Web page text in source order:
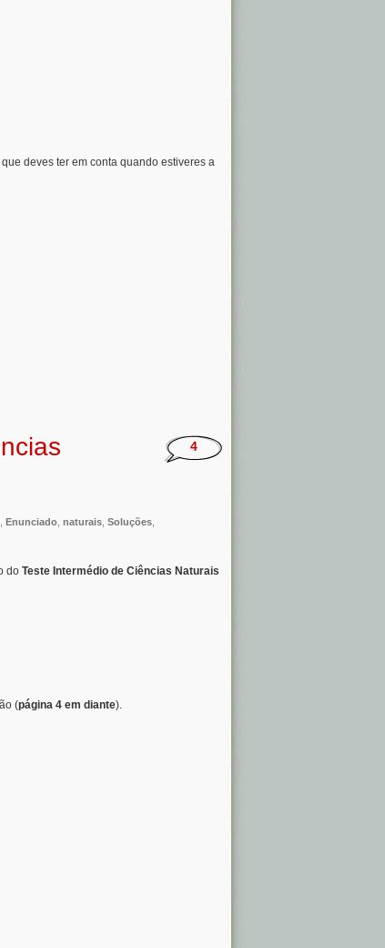
deves ter em conta quando estiveres a
Enunciado naturais Soluções
4
do Teste Intermédio de Ciências Naturais
(página 4 em diante).